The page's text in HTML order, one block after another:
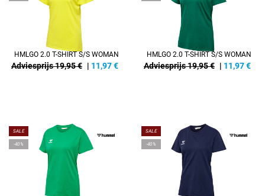
HMLGO 2.0 T-SHIRT S/S WOMAN
Adviesprijs 19,95 € | 11,97€
HMLGO 2.0 T-SHIRT S/S WOMAN
Adviesprijs 19,95 € | 11,97€
SALE
-40%
SALE
-40%